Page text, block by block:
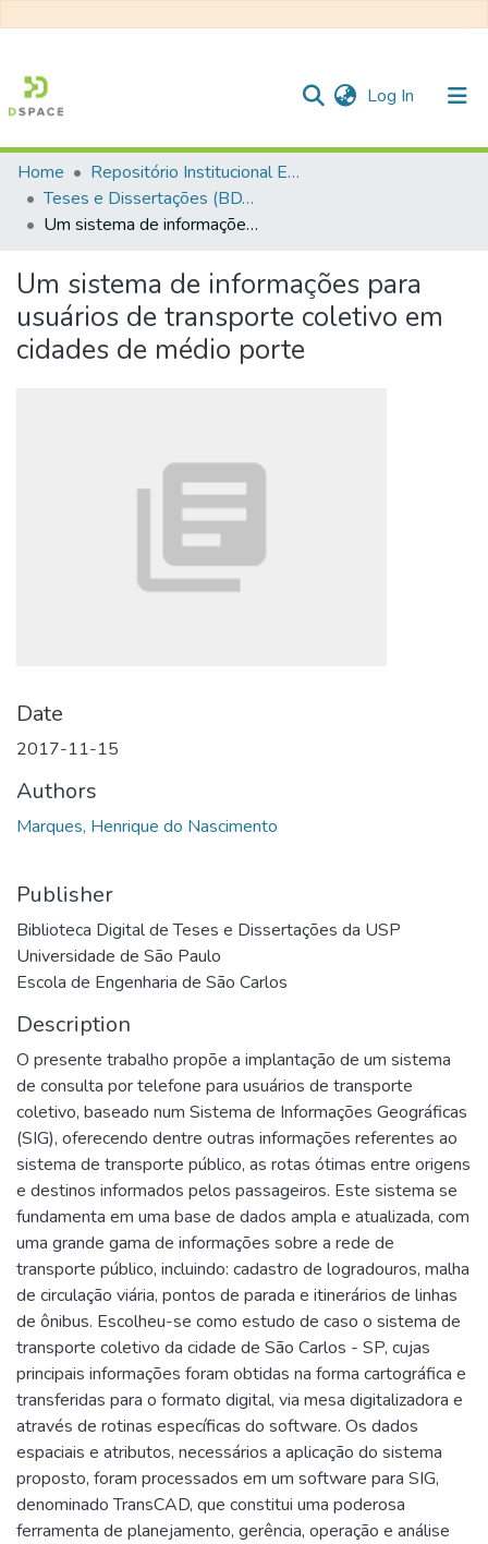
Log In (current)
Communities & Collections
All of DSpace
Statistics
Home
Repositório Institucional EESC
Teses e Dissertações (BDTD USP)
Um sistema de informações para usuários de transporte coletivo em cidades de médio porte
Um sistema de informações para
usuários de transporte coletivo em
cidades de médio porte
Date
2017-11-15
Authors
Marques, Henrique do Nascimento
Publisher
Biblioteca Digital de Teses e Dissertações da USP
Universidade de São Paulo
Escola de Engenharia de São Carlos
Description
O presente trabalho propõe a implantação de um sistema
de consulta por telefone para usuários de transporte
coletivo, baseado num Sistema de Informações Geográficas
(SIG), oferecendo dentre outras informações referentes ao
sistema de transporte público, as rotas ótimas entre origens
e destinos informados pelos passageiros. Este sistema se
fundamenta em uma base de dados ampla e atualizada, com
uma grande gama de informações sobre a rede de
transporte público, incluindo: cadastro de logradouros, malha
de circulação viária, pontos de parada e itinerários de linhas
de ônibus. Escolheu-se como estudo de caso o sistema de
transporte coletivo da cidade de São Carlos - SP, cujas
principais informações foram obtidas na forma cartográfica e
transferidas para o formato digital, via mesa digitalizadora e
através de rotinas específicas do software. Os dados
espaciais e atributos, necessários a aplicação do sistema
proposto, foram processados em um software para SIG,
denominado TransCAD, que constitui uma poderosa
ferramenta de planejamento, gerência, operação e análise